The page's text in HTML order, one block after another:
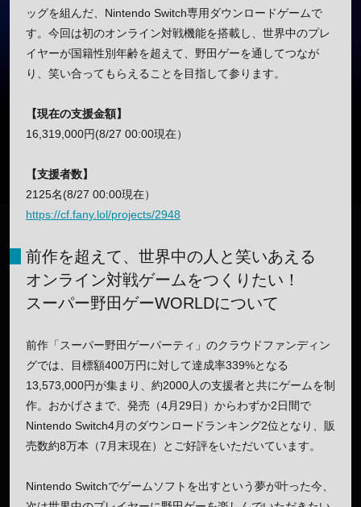
ッグを組んだ、Nintendo Switch専用ダウンロードゲームで
す。今回は初のオンライン対戦機能を搭載し、世界中のプレ
イヤーが国籍性別年齢を超えて、野田ゲーを通してつなが
り、笑い合ってもらえることを目指して参ります。
【現在の支援金額】
16,319,000円(8/27 00:00現在）
【支援者数】
2125名(8/27 00:00現在）
https://cf.fany.lol/projects/2948
前作を超えて、世界中の人と笑いあえる
オンライン対戦ゲームをつくりたい！
スーパー野田ゲーWORLDについて
前作「スーパー野田ゲーパーティ」のクラウドファンディン
グでは、目標額400万円に対して達成率339%となる
13,573,000円が集まり、約2000人の支援者と共にゲームを制
作。おかげさまで、発売（4月29日）からわずか2日間で
Nintendo Switch4月のダウンロードランキング2位となり、販
売数約8万本（7月末現在）とご好評をいただいています。
Nintendo Switchでゲームソフトを出すという夢が叶った今、